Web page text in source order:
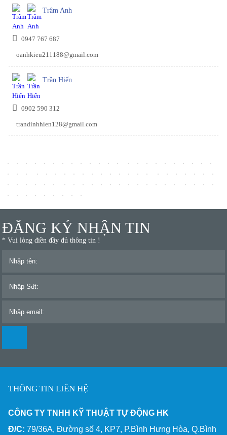
Trâm Anh
0947 767 687
oanhkieu211188@gmail.com
Trần Hiến
0902 590 312
trandinhhien128@gmail.com
ĐĂNG KÝ NHẬN TIN
* Vui lòng điền đầy đủ thông tin !
THÔNG TIN LIÊN HỆ
CÔNG TY TNHH KỸ THUẬT TỰ ĐỘNG HK
Đ/C:79/36A, Đường số 4, KP7, P.Bình Hưng Hòa, Q.Bình